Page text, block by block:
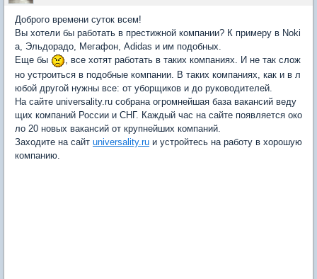
Доброго времени суток всем!
Вы хотели бы работать в престижной компании? К примеру в Noki
a, Эльдорадо, Мегафон, Adidas и им подобных.
Еще бы
, все хотят работать в таких компаниях. И не так слож
но устроиться в подобные компании. В таких компаниях, как и в л
юбой другой нужны все: от уборщиков и до руководителей.
На сайте universality.ru собрана огромнейшая база вакансий веду
щих компаний России и СНГ. Каждый час на сайте появляется око
ло 20 новых вакансий от крупнейших компаний.
Заходите на сайт universality.ru и устройтесь на работу в хорошую
компанию.